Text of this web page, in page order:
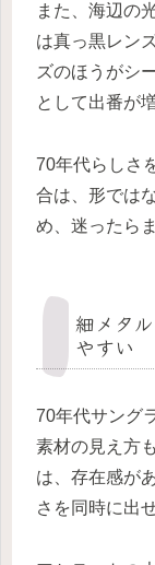
また、海辺の
は真っ黒レン
ズのほうがシ
として出番が
70年代らしさ
合は、形では
め、迷ったら
細メタ
やすい
70年代サング
素材の見え方
は、存在感が
さを同時に出